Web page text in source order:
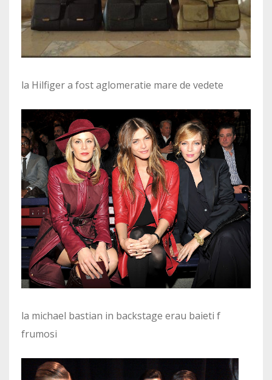
la Hilfiger a fost aglomeratie mare de vedete
la michael bastian in backstage erau baieti f
frumosi